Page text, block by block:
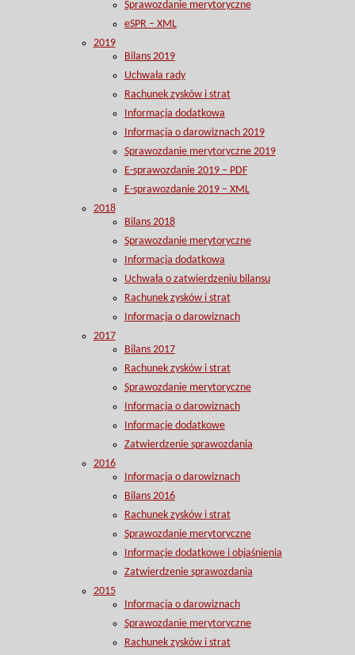
Sprawozdanie merytoryczne
eSPR – XML
2019
Bilans 2019
Uchwała rady
Rachunek zysków i strat
Informacja dodatkowa
Informacja o darowiznach 2019
Sprawozdanie merytoryczne 2019
E-sprawozdanie 2019 – PDF
E-sprawozdanie 2019 – XML
2018
Bilans 2018
Sprawozdanie merytoryczne
Informacja dodatkowa
Uchwała o zatwierdzeniu bilansu
Rachunek zysków i strat
Informacja o darowiznach
2017
Bilans 2017
Rachunek zysków i strat
Sprawozdanie merytoryczne
Informacja o darowiznach
Informacje dodatkowe
Zatwierdzenie sprawozdania
2016
Informacja o darowiznach
Bilans 2016
Rachunek zysków i strat
Sprawozdanie merytoryczne
Informacje dodatkowe i objaśnienia
Zatwierdzenie sprawozdania
2015
Informacja o darowiznach
Sprawozdanie merytoryczne
Rachunek zysków i strat